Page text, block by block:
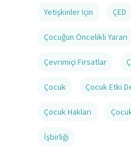
Yetişkinler Için ÇED
Çocuğun Öncelikli Yararı
Çevrimiçi Fırsatlar
Çocuk Çocuk Etki
Çocuk Hakları
İşbirliği